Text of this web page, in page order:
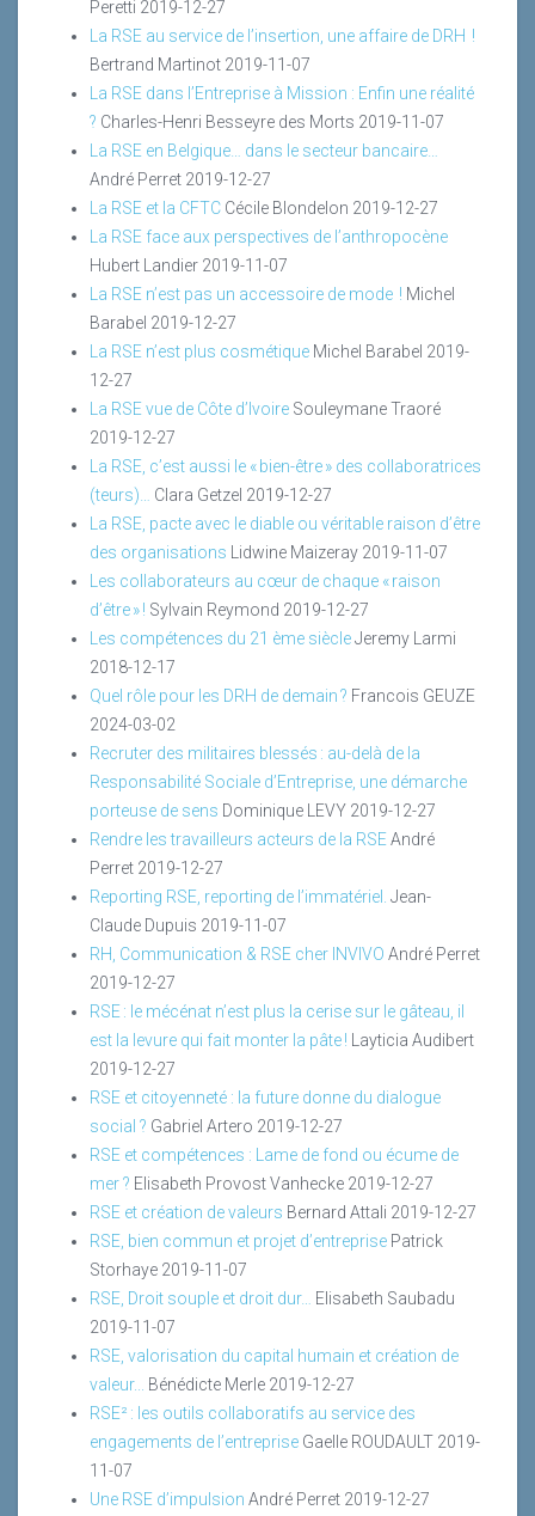
Peretti 2019-12-27
La RSE au service de l’insertion, une affaire de DRH !
Bertrand Martinot 2019-11-07
La RSE dans l’Entreprise à Mission : Enfin une réalité
? Charles-Henri Besseyre des Morts 2019-11-07
La RSE en Belgique… dans le secteur bancaire…
André Perret 2019-12-27
La RSE et la CFTC Cécile Blondelon 2019-12-27
La RSE face aux perspectives de l’anthropocène
Hubert Landier 2019-11-07
La RSE n’est pas un accessoire de mode ! Michel
Barabel 2019-12-27
La RSE n’est plus cosmétique Michel Barabel 2019-
12-27
La RSE vue de Côte d’Ivoire Souleymane Traoré
2019-12-27
La RSE, c’est aussi le « bien-être » des collaboratrices
(teurs)…
Clara Getzel 2019-12-27
La RSE, pacte avec le diable ou véritable raison d’être
des organisations Lidwine Maizeray 2019-11-07
Les collaborateurs au cœur de chaque « raison
d’être » ! Sylvain Reymond 2019-12-27
Les compétences du 21 ème siècleJeremy Larmi
2018-12-17
Quel rôle pour les DRH de demain ? Francois GEUZE
2024-03-02
Recruter des militaires blessés : au-delà de la
Responsabilité Sociale d’Entreprise, une démarche
porteuse de sens Dominique LEVY 2019-12-27
Rendre les travailleurs acteurs de la RSEAndré
Perret 2019-12-27
Reporting RSE, reporting de l’immatériel. Jean-
Claude Dupuis 2019-11-07
RH, Communication & RSE cher INVIVO André Perret
2019-12-27
RSE : le mécénat n’est plus la cerise sur le gâteau, il
est la levure qui fait monter la pâte ! Layticia Audibert
2019-12-27
RSE et citoyenneté : la future donne du dialogue
social ? Gabriel Artero 2019-12-27
RSE et compétences : Lame de fond ou écume de
mer ? Elisabeth Provost Vanhecke 2019-12-27
RSE et création de valeurs Bernard Attali 2019-12-27
RSE, bien commun et projet d’entreprise Patrick
Storhaye 2019-11-07
RSE, Droit souple et droit dur…
Elisabeth Saubadu
2019-11-07
RSE, valorisation du capital humain et création de
valeur...
Bénédicte Merle 2019-12-27
RSE² : les outils collaboratifs au service des
engagements de l’entreprise Gaelle ROUDAULT 2019-
11-07
Une RSE d’impulsion André Perret 2019-12-27